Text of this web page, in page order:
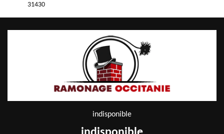
31430
indisponible